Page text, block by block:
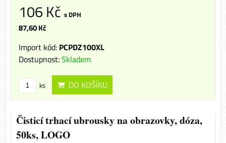
106 Kč s DPH
87,60 Kč
Import kód: PCPDZ100XL
Dostupnost:Skladem
ks DO KOŠÍKU
Čisticí trhací ubrousky na obrazovky, dóza,
50ks, LOGO